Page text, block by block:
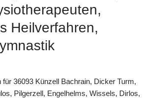
Heilverfahren,
für 36093 Künzell Bachrain, Dicker Turm,
Pilgerzell, Engelhelms, Wissels, Dirlos,